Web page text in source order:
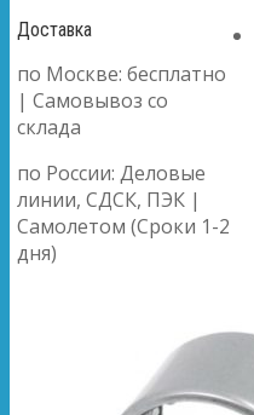
Доставка
по Москве: бесплатно
| Самовывоз со
склада
по России: Деловые
линии, СДСК, ПЭК |
Самолетом (Сроки 1-2
дня)